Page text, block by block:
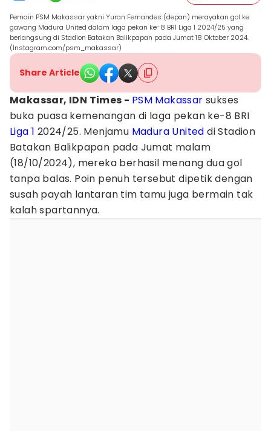
Pemain PSM Makassar yakni Yuran Fernandes (depan) merayakan gol ke
gawang Madura United dalam laga pekan ke-8 BRI Liga 1 2024/25 yang
berlangsung di Stadion Batakan Balikpapan pada Jumat 18 Oktober 2024.
(Instagram.com/psm_makassar)
Share Article
Makassar, IDN Times - PSM Makassar sukses
buka puasa kemenangan di laga pekan ke-8 BRI
Liga 1 2024/25. Menjamu Madura United di Stadion
Batakan Balikpapan pada Jumat malam
(18/10/2024), mereka berhasil menang dua gol
tanpa balas. Poin penuh tersebut dipetik dengan
susah payah lantaran tim tamu juga bermain tak
kalah spartannya.